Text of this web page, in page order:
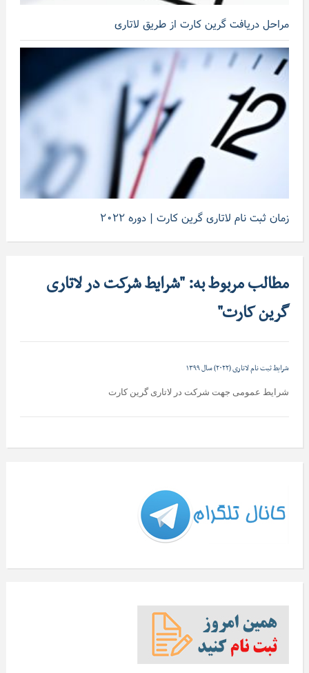
مراحل دریافت گرین کارت از طریق لاتاری
زمان ثبت نام لاتاری گرین کارت | دوره ۲۰۲۲
مطالب مربوط به: "شرایط شرکت در لاتاری
گرین کارت"
شرایط ثبت نام لاتاری (۲۰۲۲) سال ۱۳۹۹
شرایط عمومی جهت شرکت در لاتاری گرین کارت